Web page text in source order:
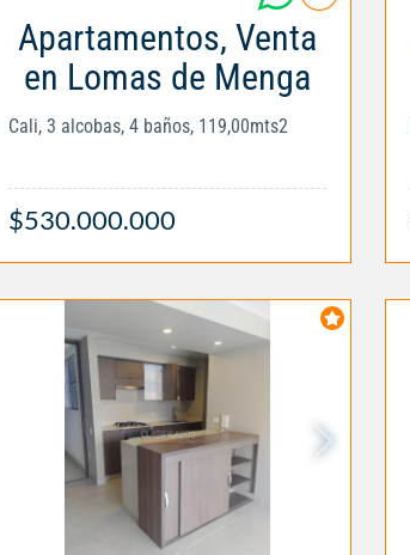
Apartamentos, Venta
en Lomas de Menga
Cali, 3 alcobas, 4 baños, 119,00mts2
$530.000.000